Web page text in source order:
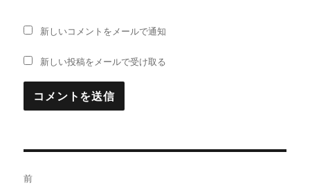
新しいコメントをメールで通知
新しい投稿をメールで受け取る
前